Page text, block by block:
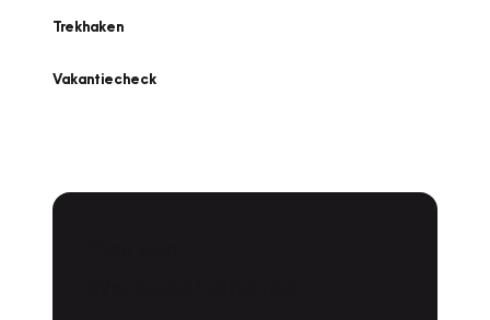
Trekhaken
Vakantiecheck